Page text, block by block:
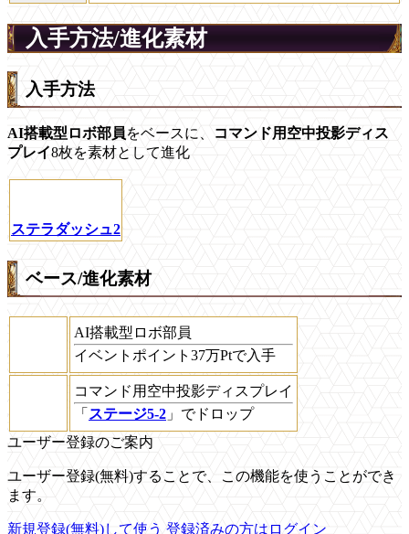
入手方法/進化素材
入手方法
AI搭載型ロボ部員をベースに、
コマンド用空中投影ディス
プレイ8枚を素材として進化
ステラダッシュ2
ベース/進化素材
AI搭載型ロボ部員
イベントポイント37万Ptで入手
コマンド用空中投影ディスプレイ
「 ステージ5-2 」でドロップ
ユーザー登録のご案内
ユーザー登録(無料)することで、この機能を使うことができ
ます。
新規登録(無料)して使う 登録済みの方はログイン